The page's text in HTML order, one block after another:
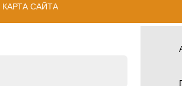
КАРТА САЙТА